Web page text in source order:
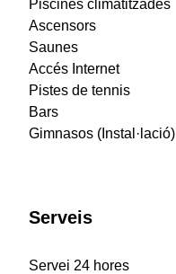
Piscines climatitzades
Ascensors
Saunes
Accés Internet
Pistes de tennis
Bars
Gimnasos (Instal·lació)
Serveis
Servei 24 hores